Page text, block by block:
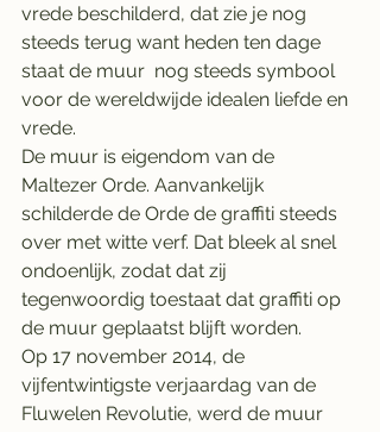
vrede beschilderd, dat zie je nog
steeds terug want heden ten dage
staat de muur  nog steeds symbool
voor de wereldwijde idealen liefde en
vrede.
De muur is eigendom van de
Maltezer Orde. Aanvankelijk
schilderde de Orde de graffiti steeds
over met witte verf. Dat bleek al snel
ondoenlijk, zodat dat zij
tegenwoordig toestaat dat graffiti op
de muur geplaatst blijft worden.
Op 17 november 2014, de
vijfentwintigste verjaardag van de
Fluwelen Revolutie, werd de muur